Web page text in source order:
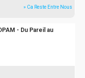
» Ca Reste Entre Nous
- Du Pareil au